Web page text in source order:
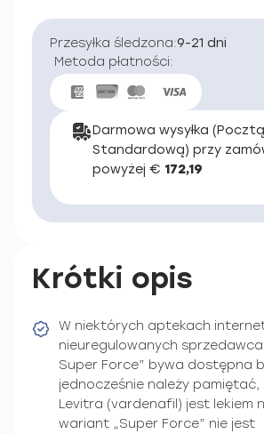
Przesyłka śledzona:9-21 dni
Metoda płatności:
Darmowa wysyłka
Standardową) przy
powyżej € 172,19
Krótki opis
W niektórych aptekach
nieuregulowanych
Super Force” bywa dostępna
jednocześnie należy pamiętać,
Levitra (vardenafil) jest lekiem
wariant „Super Force” nie jest